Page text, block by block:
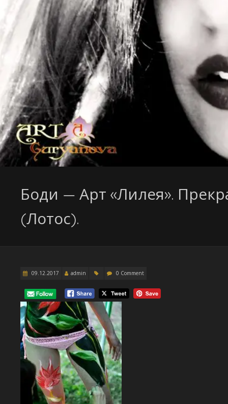
Боди — Арт «Лилея».
(Лотос).
09.12.2017 admin 0 Comment